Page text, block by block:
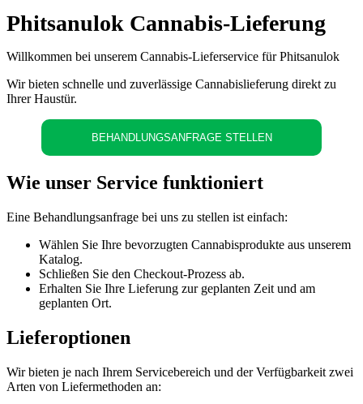
Phitsanulok Cannabis-Lieferung
Willkommen bei unserem Cannabis-Lieferservice für Phitsanulok
Wir bieten schnelle und zuverlässige Cannabislieferung direkt zu
Ihrer Haustür.
BEHANDLUNGSANFRAGE STELLEN
Wie unser Service funktioniert
Eine Behandlungsanfrage bei uns zu stellen ist einfach:
Wählen Sie Ihre bevorzugten Cannabisprodukte aus unserem
Katalog.
Schließen Sie den Checkout-Prozess ab.
Erhalten Sie Ihre Lieferung zur geplanten Zeit und am
geplanten Ort.
Lieferoptionen
Wir bieten je nach Ihrem Servicebereich und der Verfügbarkeit zwei
Arten von Liefermethoden an: